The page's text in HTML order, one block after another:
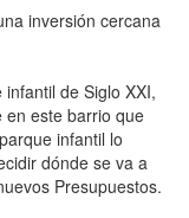
inversión cercana
de Siglo XXI,
en este barrio que
infantil lo
dónde se va a
Presupuestos.